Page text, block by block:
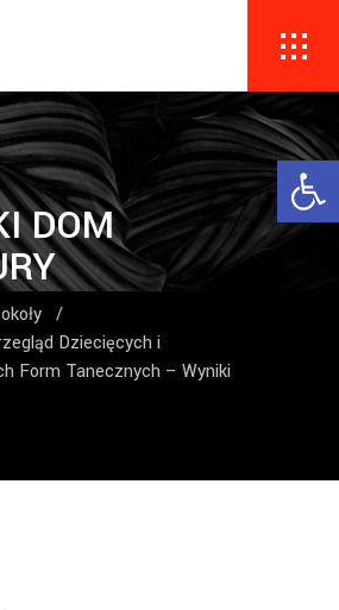
DOM
/
Dziecięcych i
Form Tanecznych – Wyniki